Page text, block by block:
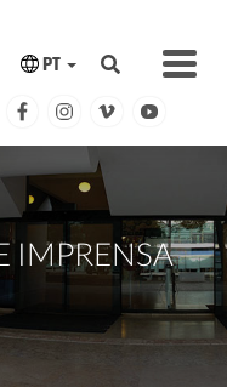
PT
IMPRENSA